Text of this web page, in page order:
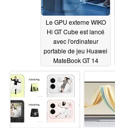
Le GPU externe WIKO
Hi GT Cube est lancé
avec l'ordinateur
portable de jeu Huawei
MateBook GT 14